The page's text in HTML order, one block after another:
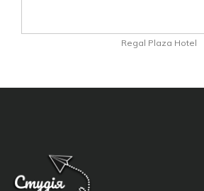
Regal Plaza Hotel